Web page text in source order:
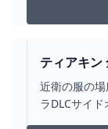
https://
りしたBGMしゃろう様 おどれ
ティアキン
だけで全ボ
ーズ オブ
近衛の服の
ラDLCサイ